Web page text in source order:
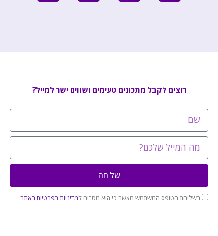
רוצים לקבל מתכונים טעימים ושווים ישר למייל?
בשליחת הטופס המשתמש מאשר כי הוא מסכים למדיניות הפרטיות באתר
שליחה